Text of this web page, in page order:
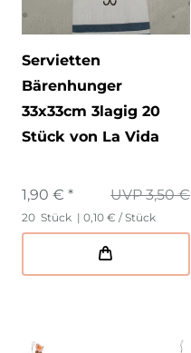
Servietten
Bärenhunger
33x33cm 3lagig 20
Stück von La Vida
UVP 3,50 €
1,90 € *
20 Stück | 0,10 € / Stück